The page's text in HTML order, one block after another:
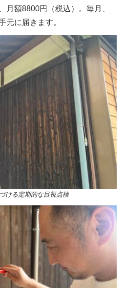
月額8800円（税込）。毎月、
元に届きます。
ける定期的な目視点検